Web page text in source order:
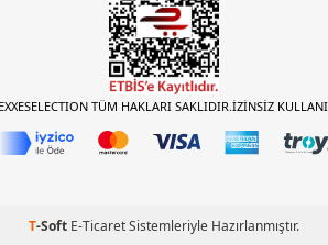
TÜM HAKLARI SAKLIDIR.İZİNSİZ
T-Soft E-TicaretSistemleriyle Hazırlanmıştır.